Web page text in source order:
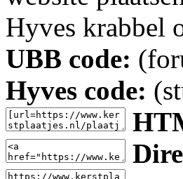
Hyves krabbel
UBB code:
Hyves code: